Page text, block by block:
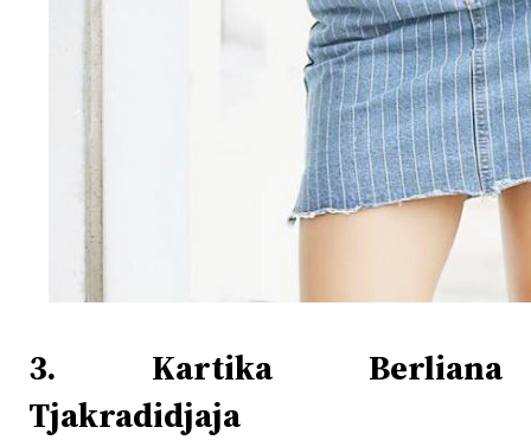
3. Kartika Berliana
Tjakradidjaja